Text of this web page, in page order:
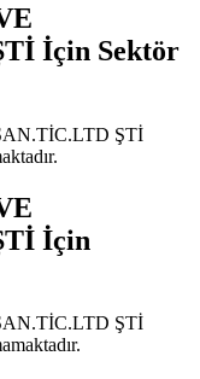
İçin Sektör
ŞTİ
İçin
ŞTİ